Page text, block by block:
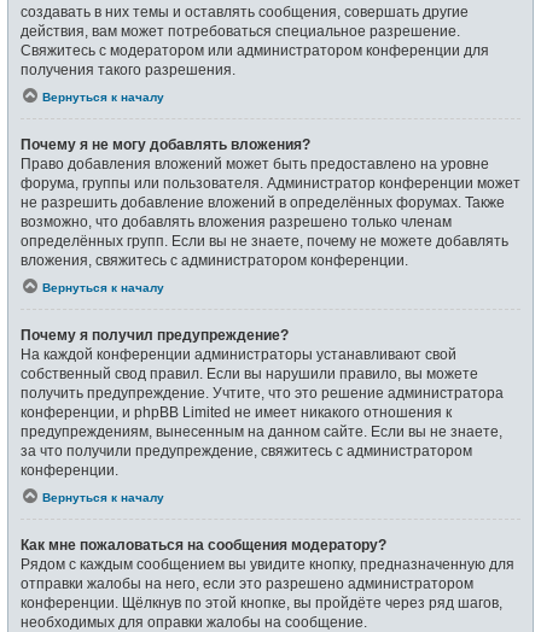
создавать в них темы и оставлять сообщения, совершать другие
действия, вам может потребоваться специальное разрешение.
Свяжитесь с модератором или администратором конференции для
получения такого разрешения.
Вернуться к началу
Почему я не могу добавлять вложения?
Право добавления вложений может быть предоставлено на уровне
форума, группы или пользователя. Администратор конференции может
не разрешить добавление вложений в определённых форумах. Также
возможно, что добавлять вложения разрешено только членам
определённых групп. Если вы не знаете, почему не можете добавлять
вложения, свяжитесь с администратором конференции.
Вернуться к началу
Почему я получил предупреждение?
На каждой конференции администраторы устанавливают свой
собственный свод правил. Если вы нарушили правило, вы можете
получить предупреждение. Учтите, что это решение администратора
конференции, и phpBB Limited не имеет никакого отношения к
предупреждениям, вынесенным на данном сайте. Если вы не знаете,
за что получили предупреждение, свяжитесь с администратором
конференции.
Вернуться к началу
Как мне пожаловаться на сообщения модератору?
Рядом с каждым сообщением вы увидите кнопку, предназначенную для
отправки жалобы на него, если это разрешено администратором
конференции. Щёлкнув по этой кнопке, вы пройдёте через ряд шагов,
необходимых для оправки жалобы на сообщение.